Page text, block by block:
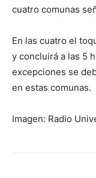
cuatro comunas
En las cuatro el
y concluirá a las 5
excepciones se
en estas comunas.
Imagen: Radio